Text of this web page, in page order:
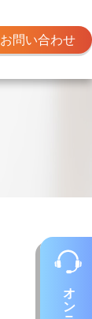
お問い合わせ